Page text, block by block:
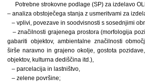
Potrebne strokovne podlage (SP) za izdelavo
– analiza obstoječega stanja z usmeritvami za
– vplivi, povezave in soodvisnosti s sosednjimi
– značilnosti grajenega prostora (morfologija
gabariti objektov, ambientalne značilnosti
širše naravno in grajeno okolje, gostota
objektov, kulturna dediščina itd.),
– parcelacija in lastništvo,
– zelene površine;